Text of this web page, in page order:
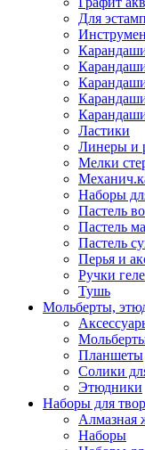
Для
Ластики
Линеры и
Мелки
Наборы
Пастель
Пастель
Пастель
Перья и
Ручки
Тушь
Мольберты,
Планшеты
Солики
Этюдники
Наборы для
Алмазная
Наборы